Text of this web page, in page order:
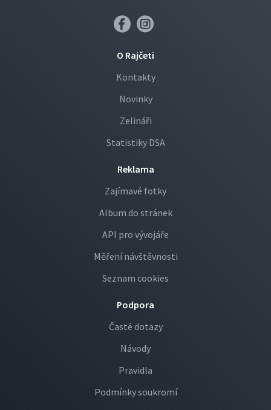
O Rajčeti
Kontakty
Novinky
Zelináři
Statistiky DSA
Reklama
Zajímavé fotky
Album do stránek
API pro vývojáře
Měření návštěvnosti
Seznam cookies
Podpora
Časté dotazy
Návody
Pravidla
Podmínky soukromí